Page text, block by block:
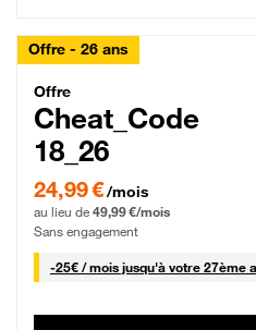
Offre - 26 ans
Cheat_Code
Offre
Cheat_Code
18_26
24,99 € par mois pendant 0 mois
24,99 €/mois
au lieu de 49,99 €/mois
Sans engagement
-25€ / mois25 € par mois
jusqu'à votre 27ème